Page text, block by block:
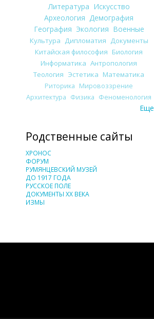
Литература Искусство
Археология Демография
География Экология Военные
Культура Дипломатия Документы
Китайская философия Биология
Информатика Антропология
Теология Эстетика Математика
Риторика Мировоззрение
Архитектура Физика Феноменология
Еще
Родственные сайты
ХРОНОС
ФОРУМ
РУМЯНЦЕВСКИЙ МУЗЕЙ
ДО 1917 ГОДА
РУССКОЕ ПОЛЕ
ДОКУМЕНТЫ XX ВЕКА
ИЗМЫ